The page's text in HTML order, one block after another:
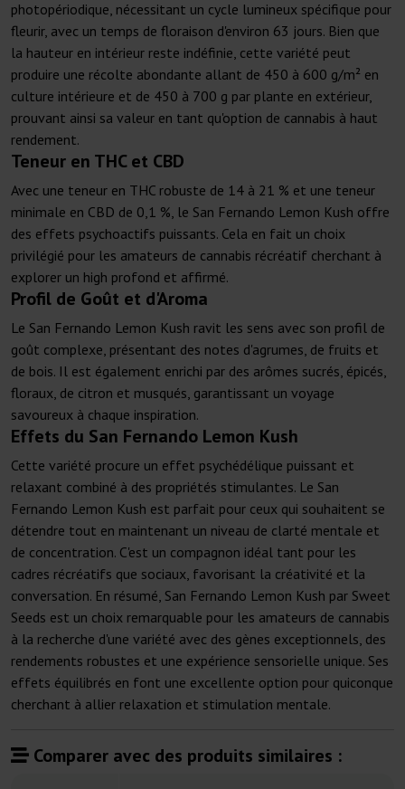
photopériodique, nécessitant un cycle lumineux spécifique pour
fleurir, avec un temps de floraison d'environ 63 jours. Bien que
la hauteur en intérieur reste indéfinie, cette variété peut
produire une récolte abondante allant de 450 à 600 g/m² en
culture intérieure et de 450 à 700 g par plante en extérieur,
prouvant ainsi sa valeur en tant qu'option de cannabis à haut
rendement.
Teneur en THC et CBD
Avec une teneur en THC robuste de 14 à 21 % et une teneur
minimale en CBD de 0,1 %, le San Fernando Lemon Kush offre
des effets psychoactifs puissants. Cela en fait un choix
privilégié pour les amateurs de cannabis récréatif cherchant à
explorer un high profond et affirmé.
Profil de Goût et d'Aroma
Le San Fernando Lemon Kush ravit les sens avec son profil de
goût complexe, présentant des notes d'agrumes, de fruits et
de bois. Il est également enrichi par des arômes sucrés, épicés,
floraux, de citron et musqués, garantissant un voyage
savoureux à chaque inspiration.
Effets du San Fernando Lemon Kush
Cette variété procure un effet psychédélique puissant et
relaxant combiné à des propriétés stimulantes. Le San
Fernando Lemon Kush est parfait pour ceux qui souhaitent se
détendre tout en maintenant un niveau de clarté mentale et
de concentration. C'est un compagnon idéal tant pour les
cadres récréatifs que sociaux, favorisant la créativité et la
conversation. En résumé, San Fernando Lemon Kush par Sweet
Seeds est un choix remarquable pour les amateurs de cannabis
à la recherche d'une variété avec des gènes exceptionnels, des
rendements robustes et une expérience sensorielle unique. Ses
effets équilibrés en font une excellente option pour quiconque
cherchant à allier relaxation et stimulation mentale.
Comparer avec des produits similaires :